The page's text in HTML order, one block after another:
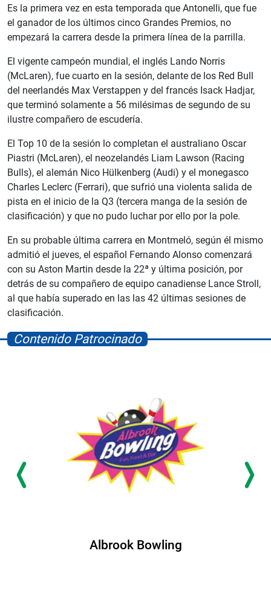
Es la primera vez en esta temporada que Antonelli, que fue
el ganador de los últimos cinco Grandes Premios, no
empezará la carrera desde la primera línea de la parrilla.
El vigente campeón mundial, el inglés Lando Norris
(McLaren), fue cuarto en la sesión, delante de los Red Bull
del neerlandés Max Verstappen y del francés Isack Hadjar,
que terminó solamente a 56 milésimas de segundo de su
ilustre compañero de escudería.
El Top 10 de la sesión lo completan el australiano Oscar
Piastri (McLaren), el neozelandés Liam Lawson (Racing
Bulls), el alemán Nico Hülkenberg (Audi) y el monegasco
Charles Leclerc (Ferrari), que sufrió una violenta salida de
pista en el inicio de la Q3 (tercera manga de la sesión de
clasificación) y que no pudo luchar por ello por la pole.
En su probable última carrera en Montmeló, según él mismo
admitió el jueves, el español Fernando Alonso comenzará
con su Aston Martin desde la 22ª y última posición, por
detrás de su compañero de equipo canadiense Lance Stroll,
al que había superado en las las 42 últimas sesiones de
clasificación.
Contenido Patrocinado
Albrook Bowling